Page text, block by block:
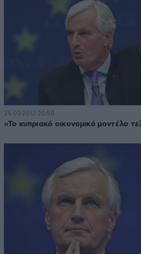
25·03·2013 20:50
«Το κυπριακό οικονομικό μοντέλο